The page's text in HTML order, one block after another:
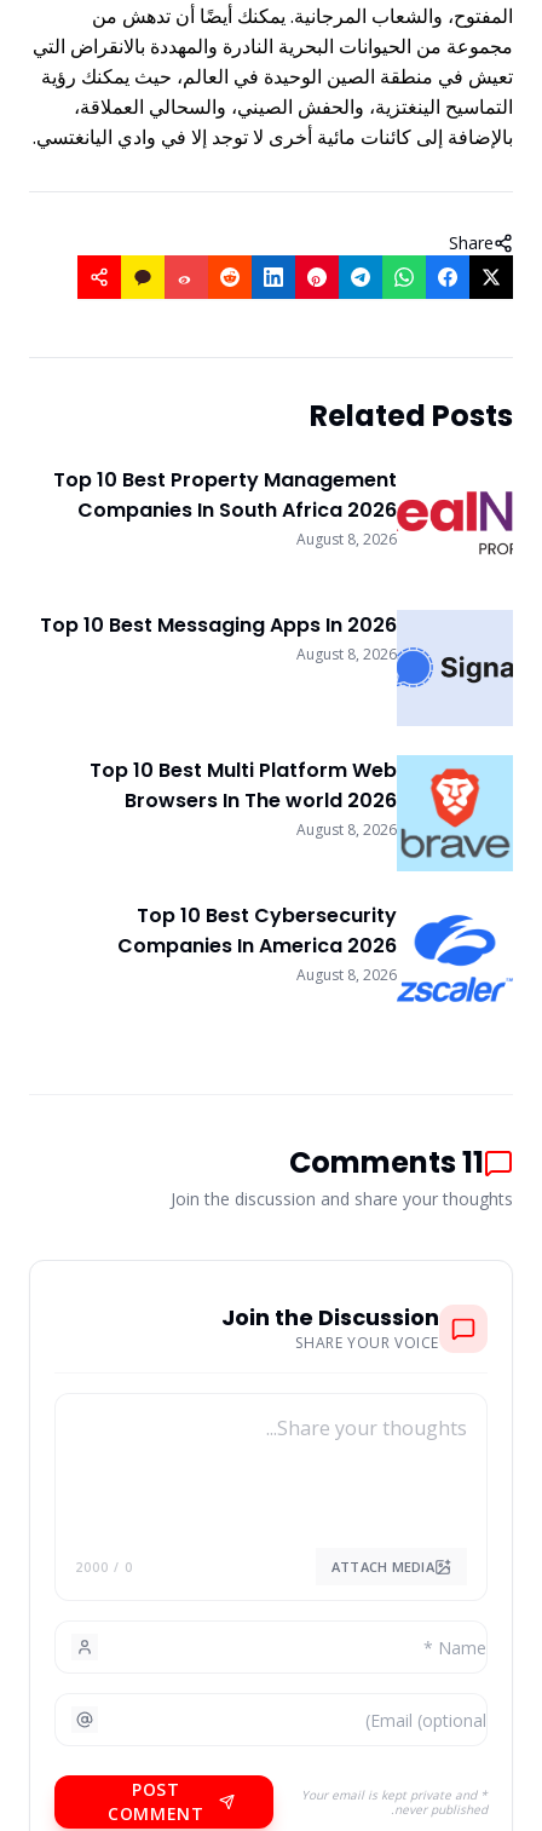
المفتوح، والشعاب المرجانية. يمكنك أيضًا أن تدهش من
مجموعة من الحيوانات البحرية النادرة والمهددة بالانقراض التي
تعيش في منطقة الصين الوحيدة في العالم، حيث يمكنك رؤية
التماسيح الينغتزية، والحفش الصيني، والسحالي العملاقة،
بالإضافة إلى كائنات مائية أخرى لا توجد إلا في وادي اليانغتسي.
Share
Related Posts
Top 10 Best Property Management
Companies In South Africa 2026
August 8, 2026
Top 10 Best Messaging Apps In 2026
August 8, 2026
Top 10 Best Multi Platform Web
Browsers In The world 2026
August 8, 2026
Top 10 Best Cybersecurity
Companies In America 2026
August 8, 2026
11
Comments
Join the discussion and share your thoughts
Join the Discussion
SHARE YOUR VOICE
ATTACH MEDIA
0
/ 2000
* Your email is kept private and
never published.
POST
COMMENT